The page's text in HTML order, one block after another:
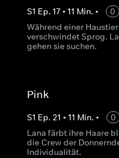
S1 Ep. 17• 11 Min. •
0
Während einer
verschwindet Sprog.
gehen sie suchen.
Pink
S1 Ep. 21 • 11 Min. •
0
Lana färbt ihre Haare
die Crew der
Individualität.